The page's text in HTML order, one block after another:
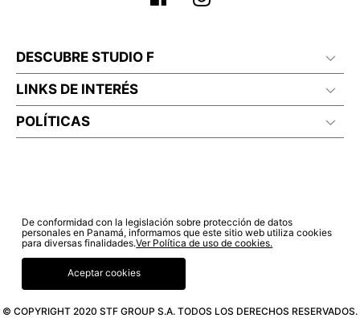
DESCUBRE STUDIO F
LINKS DE INTERÉS
POLÍTICAS
© COPYRIGHT 2020 STF GROUP S.A. TODOS LOS DERECHOS RESERVADOS.
De conformidad con la legislación sobre protección de datos
personales en Panamá, informamos que este sitio web utiliza cookies
para diversas finalidades.Ver Política de uso de cookies.
Aceptar cookies